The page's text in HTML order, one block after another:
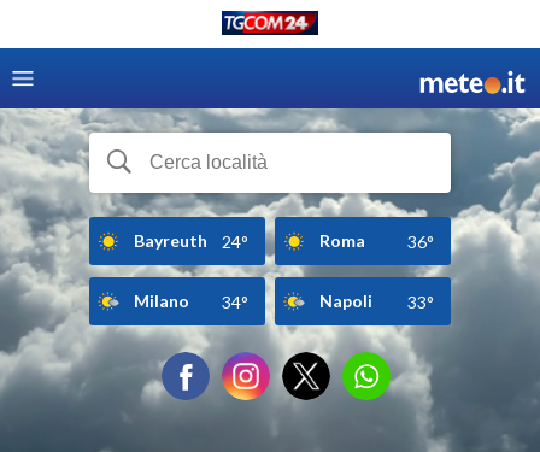
Bayreuth 24° Roma 36°
Milano 34° Napoli 33°